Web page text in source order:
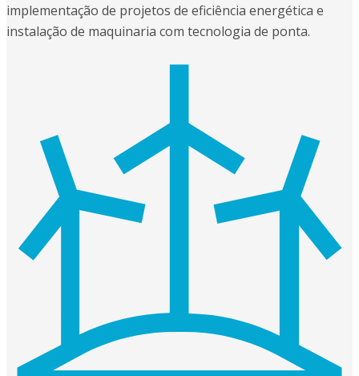
implementação de projetos de eficiência energética e
instalação de maquinaria com tecnologia de ponta.